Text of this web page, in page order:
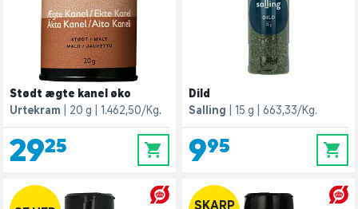
Stødt ægte kanel øko
Urtekram
20 g 1.462,50/Kg.
29,25 0
Dild
Salling
15 g 663,33/Kg.
9,95 0
SKARP